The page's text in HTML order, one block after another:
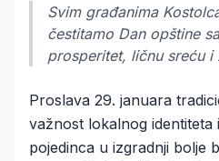
Svim građanima
čestitamo Dan opštine
prosperitet, ličnu sreću i
Proslava 29. januara
važnost lokalnog identiteta
pojedinca u izgradnji bolje